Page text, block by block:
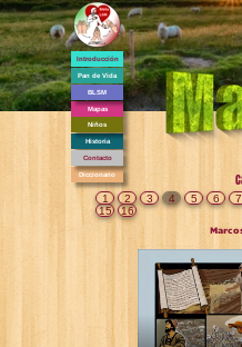
Introducción
Pan de Vida
BLSM
Mapas
Niños
Historia
Contacto
Diccionario
1 2 3 4 5 6 7
15
16